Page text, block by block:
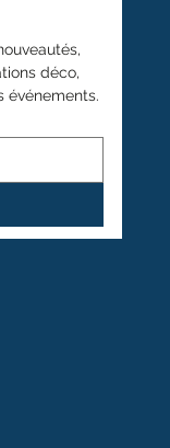
déco,
événements.